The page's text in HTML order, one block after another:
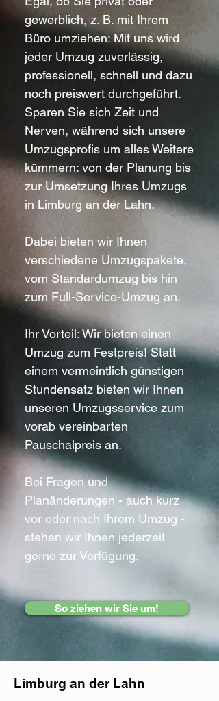
gewerblich, z. B. mit Ihrem
Büro umziehen: Mit uns wird
jeder Umzug zuverlässig,
professionell, schnell und dazu
noch preiswert durchgeführt.
Sparen Sie sich Zeit und
Nerven, während sich unsere
Umzugsprofis um alles Weitere
kümmern: von der Planung bis
zur Umsetzung Ihres Umzugs
in Limburg an der Lahn.
Dabei bieten wir Ihnen
verschiedene Umzugspakete,
vom Standardumzug bis hin
zum Full-Service-Umzug an.
Ihr Vorteil: Wir bieten einen
Umzug zum Festpreis! Statt
einem vermeintlich günstigen
Stundensatz bieten wir Ihnen
unseren Umzugsservice zum
vorab vereinbarten
Pauschalpreis an.
Bei Fragen und
Planänderungen - auch kurz
vor oder nach Ihrem Umzug -
stehen wir Ihnen jederzeit
gerne zur Verfügung.
So ziehen wir Sie um!
Limburg an der Lahn